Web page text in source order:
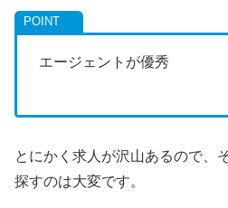
エージェントが優秀
とにかく求人が沢山あるので、
探すのは大変です。